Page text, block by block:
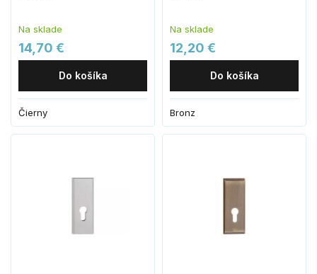
Na sklade
14,70 €
Do košíka
Čierny
Na sklade
12,20 €
Do košíka
Bronz